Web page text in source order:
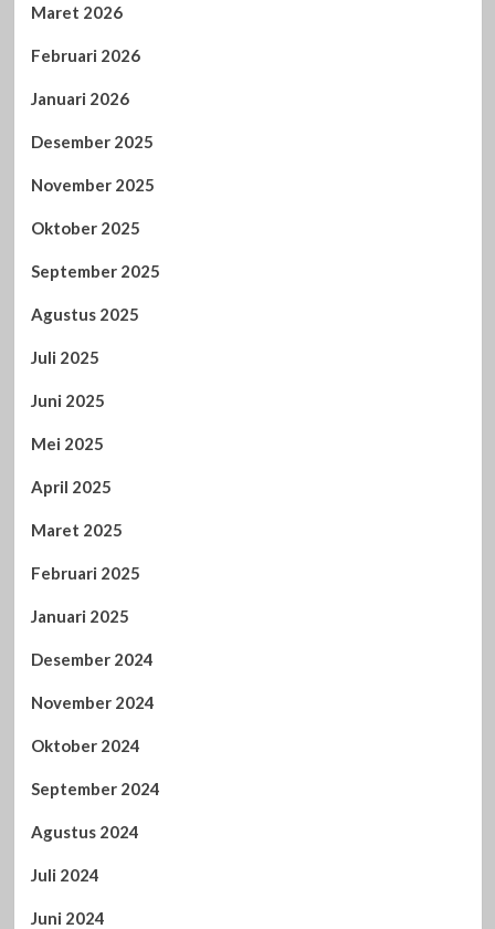
Maret 2026
Februari 2026
Januari 2026
Desember 2025
November 2025
Oktober 2025
September 2025
Agustus 2025
Juli 2025
Juni 2025
Mei 2025
April 2025
Maret 2025
Februari 2025
Januari 2025
Desember 2024
November 2024
Oktober 2024
September 2024
Agustus 2024
Juli 2024
Juni 2024